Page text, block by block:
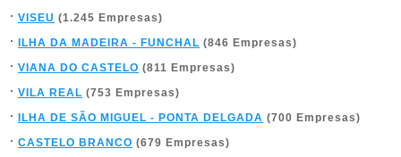
VISEU (1.245 Empresas)
ILHA DA MADEIRA - FUNCHAL (846 Empresas)
VIANA DO CASTELO (811 Empresas)
VILA REAL (753 Empresas)
ILHA DE SÃO MIGUEL - PONTA DELGADA (700 Empresas)
CASTELO BRANCO (679 Empresas)